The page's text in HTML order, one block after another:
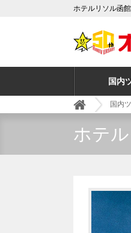
ホテルリソル函
国内
国内
ホテ